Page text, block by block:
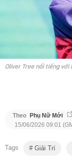
Oliver Tree nổi tiếng với
Theo Phụ Nữ Mới
15/06/2026 09:01
Tags Giải Trí